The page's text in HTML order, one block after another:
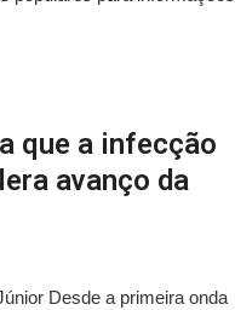
que a infecção
avanço da
Desde a primeira onda